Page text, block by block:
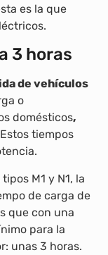
es la que
3 horas
de vehículos
o
domésticos,
tiempos
M1 y N1, la
de carga de
que con una
para la
unas 3 horas.